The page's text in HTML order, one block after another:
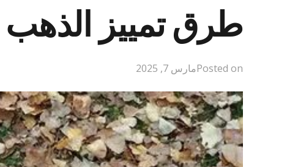
طرق تمييز الذهب
Posted onمارس 7, 2025